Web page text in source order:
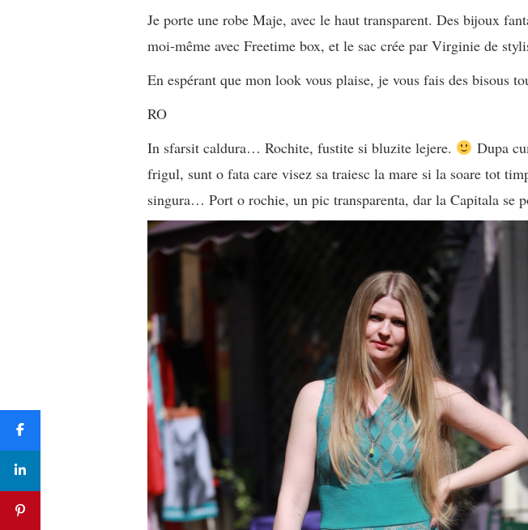
Je porte une robe Maje, avec le haut transparent. Des bijoux
moi-même avec Freetime box, et le sac crée par Virginie de
En espérant que mon look vous plaise, je vous fais des bisous
RO
In sfarsit caldura… Rochite, fustite si bluzite lejere.
Dupa
frigul, sunt o fata care visez sa traiesc la mare si la soare tot
singura… Port o rochie, un pic transparenta, dar la Capitala se